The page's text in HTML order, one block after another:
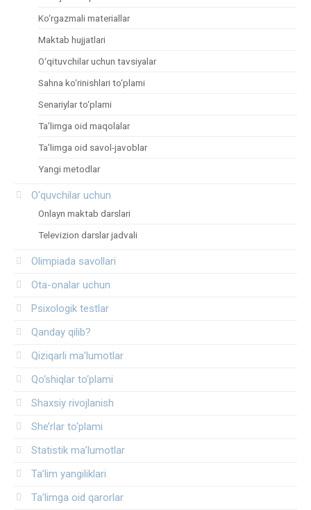
Ko‘rgazmali materiallar
Maktab hujjatlari
O‘qituvchilar uchun tavsiyalar
Sahna ko‘rinishlari to‘plami
Senariylar to‘plami
Ta’limga oid maqolalar
Ta’limga oid savol-javoblar
Yangi metodlar
O‘quvchilar uchun
Onlayn maktab darslari
Televizion darslar jadvali
Olimpiada savollari
Ota-onalar uchun
Psixologik testlar
Qanday qilib?
Qiziqarli ma’lumotlar
Qo‘shiqlar to‘plami
Shaxsiy rivojlanish
She’rlar to‘plami
Statistik ma’lumotlar
Ta’lim yangiliklari
Ta’limga oid qarorlar